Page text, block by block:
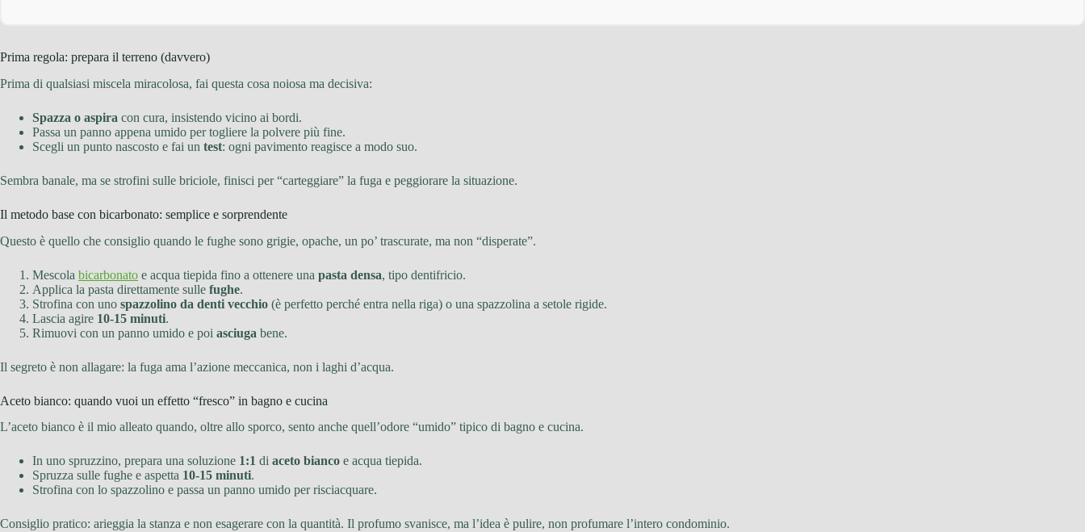
Prima regola: prepara il terreno (davvero)
Prima di qualsiasi miscela miracolosa, fai questa cosa noiosa ma decisiva:
Spazza o aspira con cura, insistendo vicino ai bordi.
Passa un panno appena umido per togliere la polvere più fine.
Scegli un punto nascosto e fai un test: ogni pavimento reagisce a modo suo.
Sembra banale, ma se strofini sulle briciole, finisci per “carteggiare” la fuga e peggiorare la situazione.
Il metodo base con bicarbonato: semplice e sorprendente
Questo è quello che consiglio quando le fughe sono grigie, opache, un po’ trascurate, ma non “disperate”.
Mescola bicarbonato e acqua tiepida fino a ottenere una pasta densa, tipo dentifricio.
Applica la pasta direttamente sulle fughe.
Strofina con uno spazzolino da denti vecchio (è perfetto perché entra nella riga) o una spazzolina a setole rigide.
Lascia agire 10-15 minuti.
Rimuovi con un panno umido e poi asciuga bene.
Il segreto è non allagare: la fuga ama l’azione meccanica, non i laghi d’acqua.
Aceto bianco: quando vuoi un effetto “fresco” in bagno e cucina
L’aceto bianco è il mio alleato quando, oltre allo sporco, sento anche quell’odore “umido” tipico di bagno e cucina.
In uno spruzzino, prepara una soluzione 1:1 di aceto bianco e acqua tiepida.
Spruzza sulle fughe e aspetta 10-15 minuti.
Strofina con lo spazzolino e passa un panno umido per risciacquare.
Consiglio pratico: arieggia la stanza e non esagerare con la quantità. Il profumo svanisce, ma l’idea è pulire, non profumare l’intero condominio.